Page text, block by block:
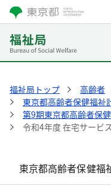
福祉局トップ 高齢者
東京都高齢者保健福祉
第9期東京都高齢者保
令和4年度 在宅サービ
東京都高齢者保健福